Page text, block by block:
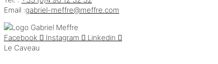
Email :moc.erffem@erffem-leirbag
Facebook Instagram
Linkedin
Le Caveau